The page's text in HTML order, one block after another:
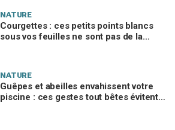
NATURE
Courgettes : ces petits points blancs
sous vos feuilles ne sont pas de la
NATURE
Guêpes et abeilles envahissent votre
piscine : ces gestes tout bêtes évitent